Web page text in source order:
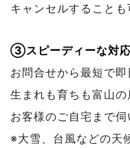
キャンセルすることも
③スピーディーな対応
お問合せから最短で即
生まれも育ちも富山の
お客様のご自宅まで伺
※大雪、台風などの天